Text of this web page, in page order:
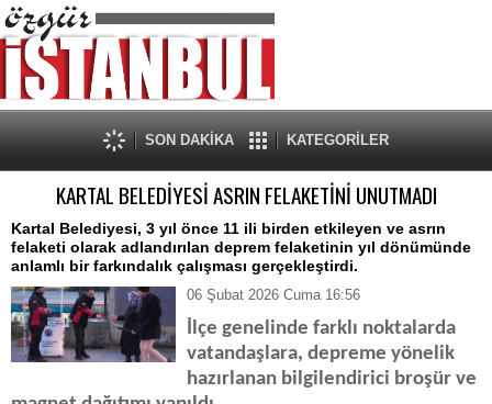
SON DAKİKA KATEGORİLER
KARTAL BELEDİYESİ ASRIN FELAKETİNİ UNUTMADI
Kartal Belediyesi, 3 yıl önce 11 ili birden etkileyen ve asrın
felaketi olarak adlandırılan deprem felaketinin yıl dönümünde
anlamlı bir farkındalık çalışması gerçekleştirdi.
06 Şubat 2026 Cuma 16:56
İlçe genelinde farklı noktalarda
vatandaşlara, depreme yönelik
hazırlanan bilgilendirici broşür ve